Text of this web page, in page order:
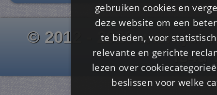
© 2012 - 2026
Is4u
gebruiken cookies en
deze website om een
te bieden, voor
relevante en gerichte
lezen over
beslissen voor welke